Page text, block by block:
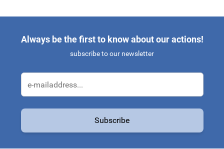
Always be the first to know about our actions!
subscribe to our newsletter
Subscribe